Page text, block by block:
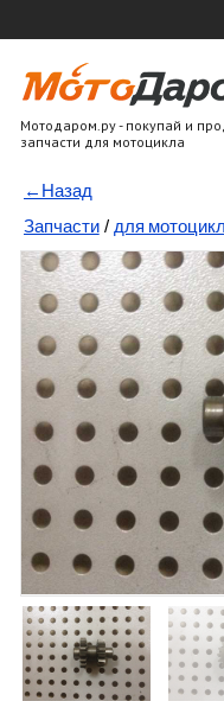
Мотодаром.ру - покупай и
запчасти для мотоцикла
←Назад
Запчасти / для